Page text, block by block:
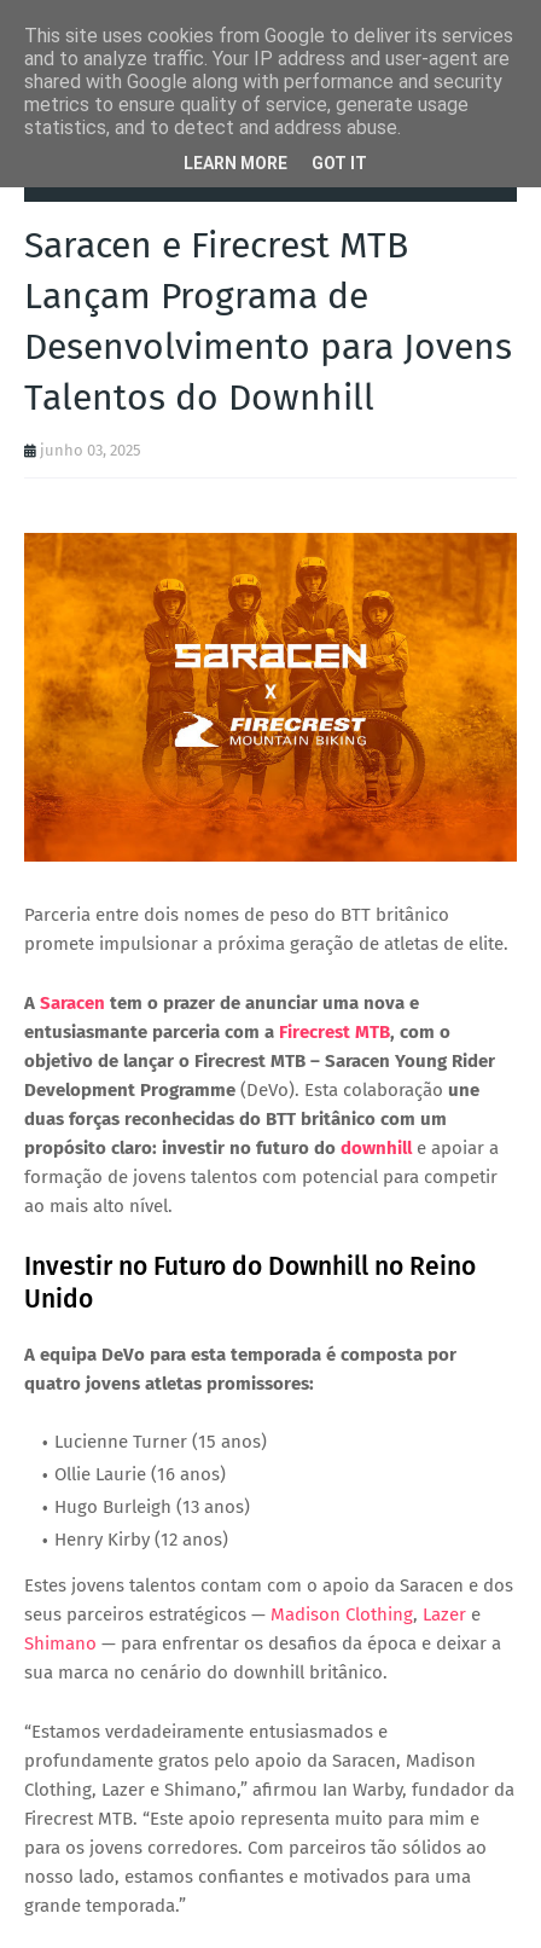
Bicicletas
Saracen e Firecrest MTB Lançam
Saracen e Firecrest MTB
Lançam Programa de
Desenvolvimento para Jovens
Talentos do Downhill
junho 03, 2025
Parceria entre dois nomes de peso do BTT britânico
promete impulsionar a próxima geração de atletas de elite.
A Saracen tem o prazer de anunciar uma nova e
entusiasmante parceria com a Firecrest MTB, com o
objetivo de lançar o Firecrest MTB – Saracen Young Rider
Development Programme (DeVo). Esta colaboração une
duas forças reconhecidas do BTT britânico com um
propósito claro: investir no futuro do downhill e apoiar a
formação de jovens talentos com potencial para competir
ao mais alto nível.
Investir no Futuro do Downhill no Reino
Unido
A equipa DeVo para esta temporada é composta por
quatro jovens atletas promissores:
Lucienne Turner (15 anos)
Ollie Laurie (16 anos)
Hugo Burleigh (13 anos)
Henry Kirby (12 anos)
Estes jovens talentos contam com o apoio da Saracen e dos
seus parceiros estratégicos — Madison Clothing, Lazer e
Shimano — para enfrentar os desafios da época e deixar a
sua marca no cenário do downhill britânico.
“Estamos verdadeiramente entusiasmados e
profundamente gratos pelo apoio da Saracen, Madison
Clothing, Lazer e Shimano,” afirmou Ian Warby, fundador da
Firecrest MTB. “Este apoio representa muito para mim e
para os jovens corredores. Com parceiros tão sólidos ao
nosso lado, estamos confiantes e motivados para uma
grande temporada.”
This site uses cookies from Google to deliver its services
and to analyze traffic. Your IP address and user-agent are
shared with Google along with performance and security
metrics to ensure quality of service, generate usage
statistics, and to detect and address abuse.
LEARN MORE GOT IT